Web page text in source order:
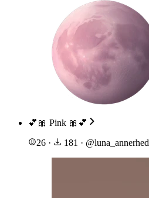
💕🎀 Pink 🎀💕
26 · 181 · @luna_annerhed